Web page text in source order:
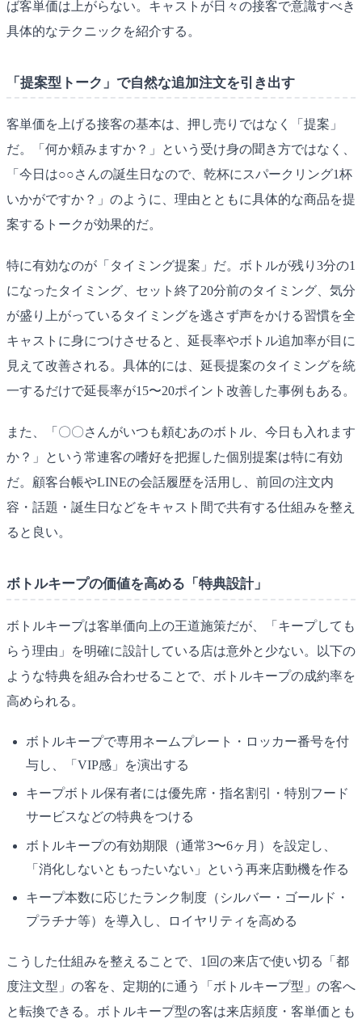
ば客単価は上がらない。キャストが日々の接客で意識すべき
具体的なテクニックを紹介する。
「提案型トーク」で自然な追加注文を引き出す
客単価を上げる接客の基本は、押し売りではなく「提案」
だ。「何か頼みますか？」という受け身の聞き方ではなく、
「今日は○○さんの誕生日なので、乾杯にスパークリング1杯
いかがですか？」のように、理由とともに具体的な商品を提
案するトークが効果的だ。
特に有効なのが「タイミング提案」だ。ボトルが残り3分の1
になったタイミング、セット終了20分前のタイミング、気分
が盛り上がっているタイミングを逃さず声をかける習慣を全
キャストに身につけさせると、延長率やボトル追加率が目に
見えて改善される。具体的には、延長提案のタイミングを統
一するだけで延長率が15〜20ポイント改善した事例もある。
また、「〇〇さんがいつも頼むあのボトル、今日も入れます
か？」という常連客の嗜好を把握した個別提案は特に有効
だ。顧客台帳やLINEの会話履歴を活用し、前回の注文内
容・話題・誕生日などをキャスト間で共有する仕組みを整え
ると良い。
ボトルキープの価値を高める「特典設計」
ボトルキープは客単価向上の王道施策だが、「キープしても
らう理由」を明確に設計している店は意外と少ない。以下の
ような特典を組み合わせることで、ボトルキープの成約率を
高められる。
ボトルキープで専用ネームプレート・ロッカー番号を付
与し、「VIP感」を演出する
キープボトル保有者には優先席・指名割引・特別フード
サービスなどの特典をつける
ボトルキープの有効期限（通常3〜6ヶ月）を設定し、
「消化しないともったいない」という再来店動機を作る
キープ本数に応じたランク制度（シルバー・ゴールド・
プラチナ等）を導入し、ロイヤリティを高める
こうした仕組みを整えることで、1回の来店で使い切る「都
度注文型」の客を、定期的に通う「ボトルキープ型」の客へ
と転換できる。ボトルキープ型の客は来店頻度・客単価とも